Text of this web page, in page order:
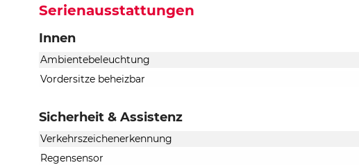
Serienausstattungen
Innen
Ambientebeleuchtung
Vordersitze beheizbar
Sicherheit & Assistenz
Verkehrszeichenerkennung
Regensensor